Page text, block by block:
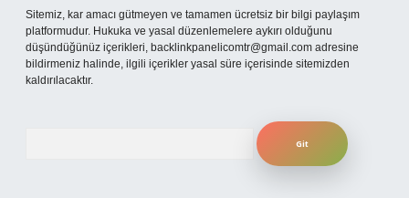
Sitemiz, kar amacı gütmeyen ve tamamen ücretsiz bir bilgi paylaşım
platformudur. Hukuka ve yasal düzenlemelere aykırı olduğunu
düşündüğünüz içerikleri, backlinkpanelicomtr@gmail.com adresine
bildirmeniz halinde, ilgili içerikler yasal süre içerisinde sitemizden
kaldırılacaktır.